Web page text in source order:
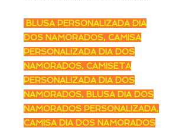
BLUSA PERSONALIZADA DIA
DOS NAMORADOS, CAMISA
PERSONALIZADA DIA DOS
NAMORADOS, CAMISETA
PERSONALIZADA DIA DOS
NAMORADOS, BLUSA DIA DOS
NAMORADOS PERSONALIZADA,
CAMISA DIA DOS NAMORADOS